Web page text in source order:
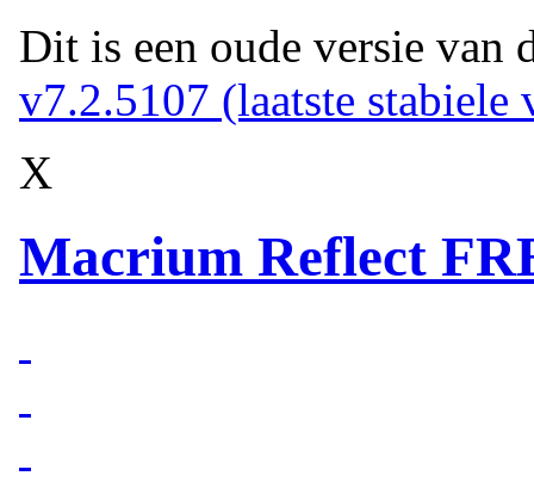
Dit is een oude versie van
v7.2.5107 (laatste stabiele
X
Macrium Reflect